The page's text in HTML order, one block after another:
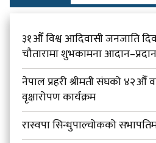
३१औँ विश्व आदिवासी जनजाति
चौतारामा शुभकामना
नेपाल प्रहरी श्रीमती संघको ४२औँ
वृक्षारोपण कार्यक्रम
रास्वपा सिन्धुपाल्चोकको